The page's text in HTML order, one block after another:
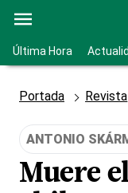
Última Hora
Portada Revista
ANTONIO
Muere